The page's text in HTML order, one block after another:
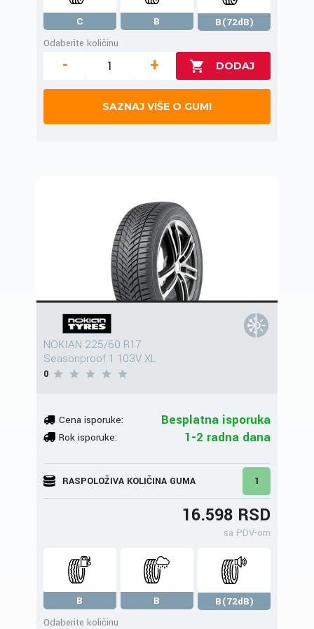
C B
B(72dB)
Odaberite količinu
- +
SAZNAJ VIŠE O GUMI
NOKIAN 225/60 R17
Seasonproof 1 103V XL
0
Cena isporuke: Besplatna isporuka
Rok isporuke: 1-2 radna dana
RASPOLOŽIVA KOLIČINA GUMA 1
16.598 RSD
sa PDV-om
B B
B(72dB)
Odaberite količinu